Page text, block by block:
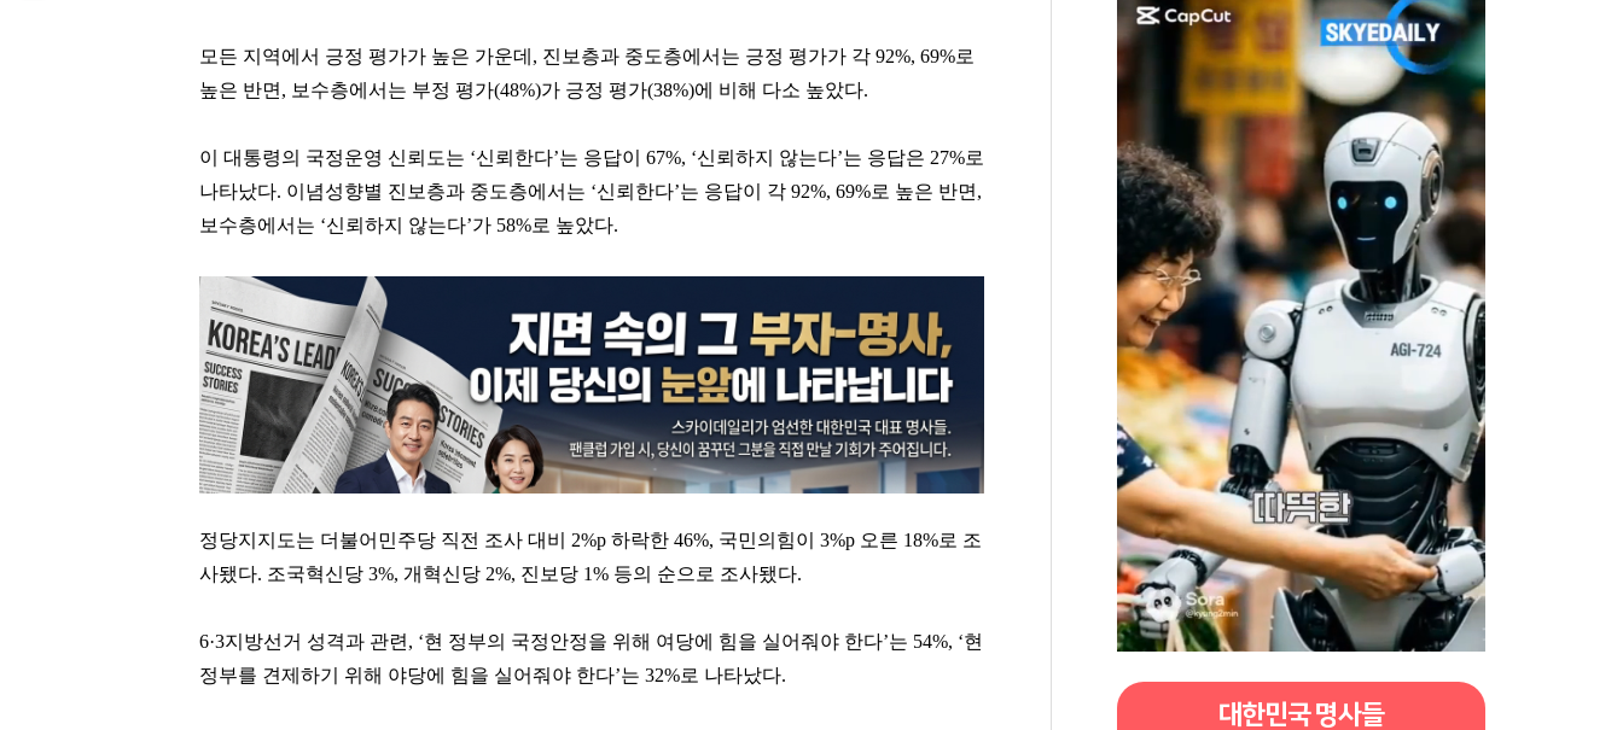
모든 지역에서 긍정 평가가 높은 가운데, 진보층과 중도층에서는 긍정 평가가 각 92%, 69%로
높은 반면, 보수층에서는 부정 평가(48%)가 긍정 평가(38%)에 비해 다소 높았다.
이 대통령의 국정운영 신뢰도는 ‘신뢰한다’는 응답이 67%, ‘신뢰하지 않는다’는 응답은 27%로
나타났다. 이념성향별 진보층과 중도층에서는 ‘신뢰한다’는 응답이 각 92%, 69%로 높은 반면,
보수층에서는 ‘신뢰하지 않는다’가 58%로 높았다.
정당지지도는 더불어민주당 직전 조사 대비 2%p 하락한 46%, 국민의힘이 3%p 오른 18%로 조
사됐다. 조국혁신당 3%, 개혁신당 2%, 진보당 1% 등의 순으로 조사됐다.
6·3지방선거 성격과 관련, ‘현 정부의 국정안정을 위해 여당에 힘을 실어줘야 한다’는 54%, ‘현
정부를 견제하기 위해 야당에 힘을 실어줘야 한다’는 32%로 나타났다.
대한민국 명사들